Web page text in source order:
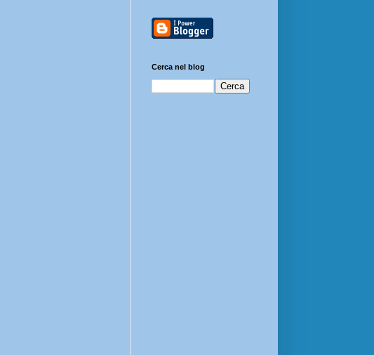
Cerca nel blog